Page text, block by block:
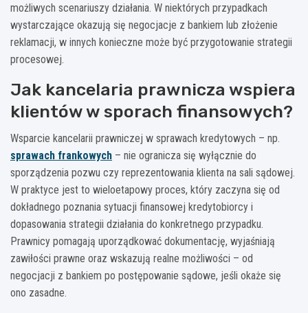
możliwych scenariuszy działania. W niektórych przypadkach
wystarczające okazują się negocjacje z bankiem lub złożenie
reklamacji, w innych konieczne może być przygotowanie strategii
procesowej.
Jak kancelaria prawnicza wspiera
klientów w sporach finansowych?
Wsparcie kancelarii prawniczej w sprawach kredytowych – np.
sprawach frankowych – nie ogranicza się wyłącznie do
sporządzenia pozwu czy reprezentowania klienta na sali sądowej.
W praktyce jest to wieloetapowy proces, który zaczyna się od
dokładnego poznania sytuacji finansowej kredytobiorcy i
dopasowania strategii działania do konkretnego przypadku.
Prawnicy pomagają uporządkować dokumentację, wyjaśniają
zawiłości prawne oraz wskazują realne możliwości – od
negocjacji z bankiem po postępowanie sądowe, jeśli okaże się
ono zasadne.